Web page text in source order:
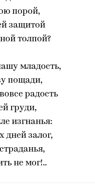
порой,
защитой
толпой?
младость,
пощади,
радость
груди,
изгнанья:
дней залог,
не мог!..